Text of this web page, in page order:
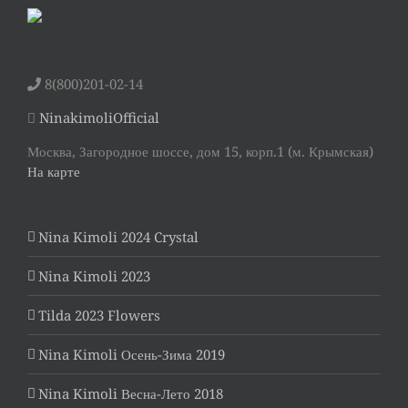
8(800)201-02-14
NinakimoliOfficial
Москва, Загородное шоссе, дом 15, корп.1 (м. Крымская)
На карте
Nina Kimoli 2024 Crystal
Nina Kimoli 2023
Tilda 2023 Flowers
Nina Kimoli Осень-Зима 2019
Nina Kimoli Весна-Лето 2018